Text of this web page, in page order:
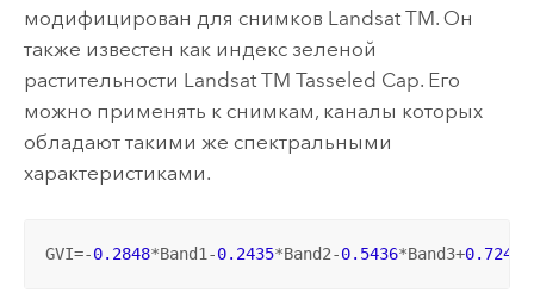
модифицирован для снимков Landsat TM. Он
также известен как индекс зеленой
растительности Landsat TM Tasseled Cap. Его
можно применять к снимкам, каналы которых
обладают такими же спектральными
характеристиками.
GVI=-0.2848*Band1-0.2435*Band2-0.5436*Band3+0.7243